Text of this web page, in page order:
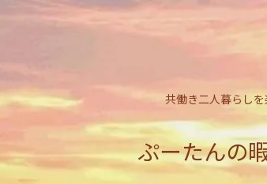
共働き二人暮らし
ぷーたんの